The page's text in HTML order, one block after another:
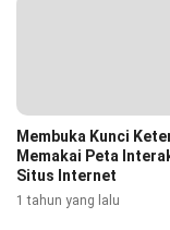
Membuka Kunci
Memakai Peta
Situs Internet
1 tahun yang lalu